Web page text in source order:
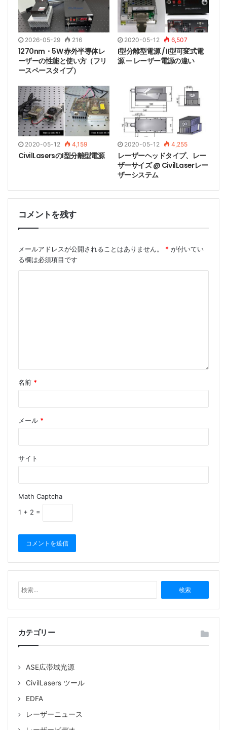
please contact us first.
レーザーのニーズに応じて適切なモデルを選択します。
ご指定の機種をご希望のお客様は、まずお問い合わせく
ださい。
The following is a physical laser pictures for
reference.
以下は参考のための物理的なレーザー写真です。
2026-05-29 216
1270nm・5W 赤外半導体レ
ーザーの性能と使い方（フリ
ースペースタイプ）
2020-05-12 6,507
I型分離型電源 / II型可変式電
源 — レーザー電源の違い
2020-05-12 4,159
CivilLasersのI型分離型電源
2020-05-12 4,255
レーザーヘッドタイプ、レー
ザーサイズ @ CivilLaserレー
ザーシステム
コメントを残す
メールアドレスが公開されることはありません。 * が付いてい
る欄は必須項目です
名前 *
メール *
サイト
Math Captcha
1 + 2 =
索
:
カテゴリー
ASE広帯域光源
CivilLasers ツール
EDFA
レーザーニュース